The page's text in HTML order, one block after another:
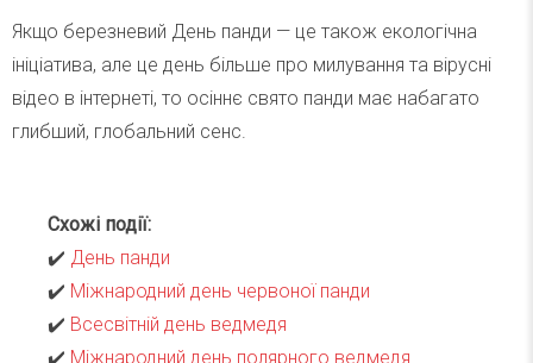
Якщо березневий День панди — це також екологічна
ініціатива, але це день більше про милування та вірусні
відео в інтернеті, то осіннє свято панди має набагато
глибший, глобальний сенс.
Схожі події:
✔️ День панди
✔️ Міжнародний день червоної панди
✔️ Всесвітній день ведмедя
✔️ Міжнародний день полярного ведмедя